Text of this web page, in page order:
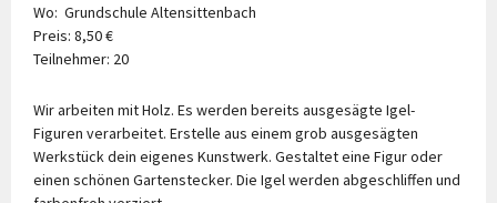
Wo: Grundschule Altensittenbach
Preis: 8,50 €
Teilnehmer: 20
Wir arbeiten mit Holz. Es werden bereits ausgesägte Igel-
Figuren verarbeitet. Erstelle aus einem grob ausgesägten
Werkstück dein eigenes Kunstwerk. Gestaltet eine Figur oder
einen schönen Gartenstecker. Die Igel werden abgeschliffen und